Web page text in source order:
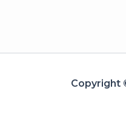
Copyright